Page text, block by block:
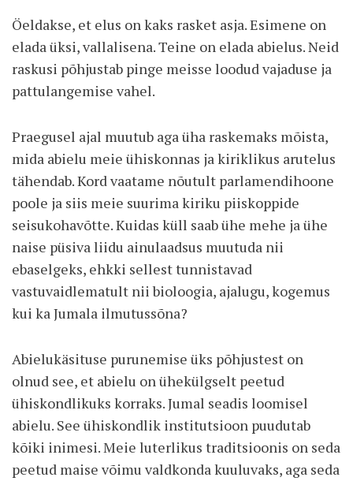
Öeldakse, et elus on kaks rasket asja. Esimene on
elada üksi, vallalisena. Teine on elada abielus. Neid
raskusi põhjustab pinge meisse loodud vajaduse ja
pattulangemise vahel.
Praegusel ajal muutub aga üha raskemaks mõista,
mida abielu meie ühiskonnas ja kiriklikus arutelus
tähendab. Kord vaatame nõutult parlamendihoone
poole ja siis meie suurima kiriku piiskoppide
seisukohavõtte. Kuidas küll saab ühe mehe ja ühe
naise püsiva liidu ainulaadsus muutuda nii
ebaselgeks, ehkki sellest tunnistavad
vastuvaidlematult nii bioloogia, ajalugu, kogemus
kui ka Jumala ilmutussõna?
Abielukäsituse purunemise üks põhjustest on
olnud see, et abielu on ühekülgselt peetud
ühiskondlikuks korraks. Jumal seadis loomisel
abielu. See ühiskondlik institutsioon puudutab
kõiki inimesi. Meie luterlikus traditsioonis on seda
peetud maise võimu valdkonda kuuluvaks, aga seda